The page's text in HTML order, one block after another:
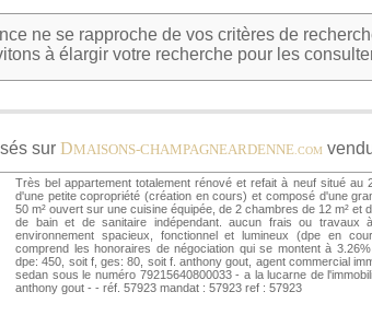
ne se rapproche de vos critères de
à élargir votre recherche pour les
sur DMAISONS-CHAMPAGNEARDENNE .COM
Très bel appartement totalement rénové et refait à neuf situé au
d'une petite copropriété (création en cours) et composé d'une
50 m² ouvert sur une cuisine équipée, de 2 chambres de 12 m² et
de bain et de sanitaire indépendant. aucun frais ou travaux
environnement spacieux, fonctionnel et lumineux (dpe en
comprend les honoraires de négociation qui se montent à
dpe: 450, soit f, ges: 80, soit f. anthony gout, agent commercial
sedan sous le numéro 79215640800033 - a la lucarne de
anthony gout - - réf. 57923 mandat : 57923 ref : 57923